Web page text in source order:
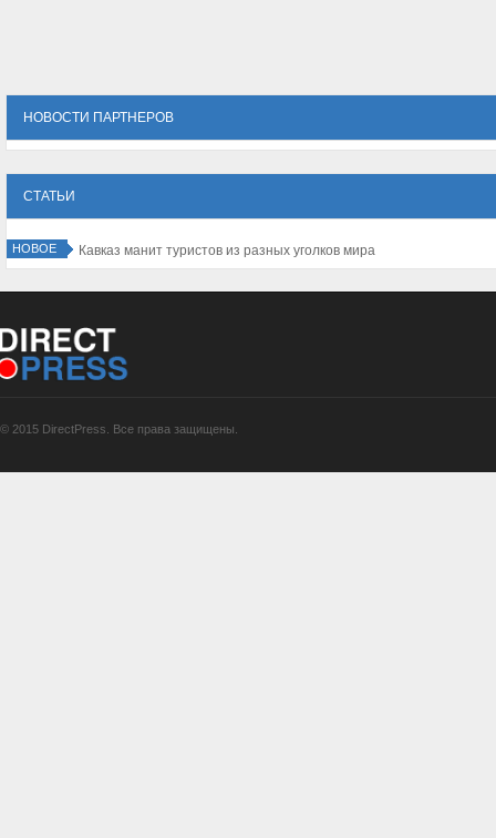
НОВОСТИ ПАРТНЕРОВ
СТАТЬИ
НОВОЕ
Зачем нужен корпоративный портал компании?
© 2015 DirectPress. Все права защищены.